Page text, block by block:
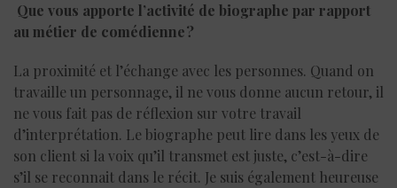
Que vous apporte l’activité de biographe par rapport
au métier de comédienne ?
La proximité et l’échange avec les personnes. Quand on
travaille un personnage, il ne vous donne aucun retour, il
ne vous fait pas de réflexion sur votre travail
d’interprétation. Le biographe peut lire dans les yeux de
son client si la voix qu’il transmet est juste, c’est-à-dire
s’il se reconnait dans le récit. Je suis également heureuse